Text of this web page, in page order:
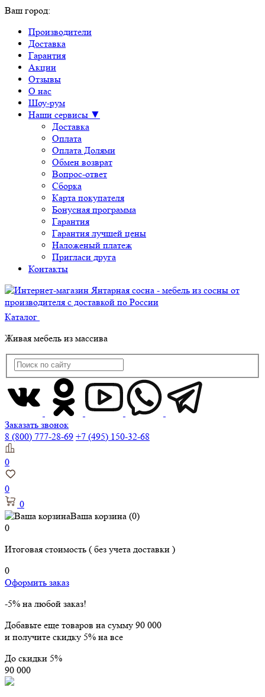
Ваш город:
Производители
Доставка
Гарантия
Акции
Отзывы
О нас
Шоу-рум
Наши сервисы ▼
Доставка
Оплата
Оплата Долями
Обмен возврат
Вопрос-ответ
Сборка
Карта покупателя
Бонусная программа
Гарантия
Гарантия лучшей цены
Наложеный платеж
Пригласи друга
Контакты
Каталог
Живая мебель из массива
Заказать звонок
8 (800) 777-28-69 +7 (495) 150-32-68
0
0
0
Ваша корзина (0)
0
Итоговая стоимость ( без учета доставки )
0
Оформить заказ
-5% на любой заказ!
Добавьте еще товаров на сумму 90 000
и получите скидку 5% на все
До скидки 5%
90 000